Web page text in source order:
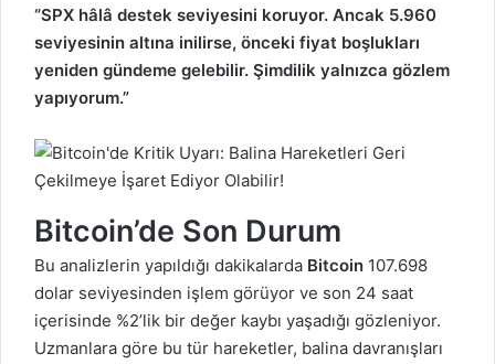
“SPX hâlâ destek seviyesini koruyor. Ancak 5.960
seviyesinin altına inilirse, önceki fiyat boşlukları
yeniden gündeme gelebilir. Şimdilik yalnızca gözlem
yapıyorum.”
Bitcoin’de Son Durum
Bu analizlerin yapıldığı dakikalarda Bitcoin 107.698
dolar seviyesinden işlem görüyor ve son 24 saat
içerisinde %2’lik bir değer kaybı yaşadığı gözleniyor.
Uzmanlara göre bu tür hareketler, balina davranışları